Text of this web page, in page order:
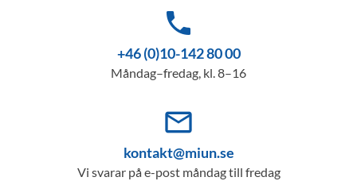
phone
+46 (0)10-142 80 00
Måndag–fredag, kl. 8–16
mail_outline
kontakt@miun.se
Vi svarar på e-post måndag till fredag